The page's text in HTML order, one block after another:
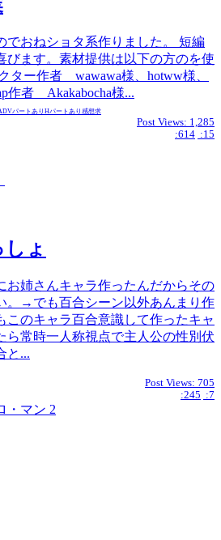
でおねショタ系作りました。 短編
びます。素材提供は以下の方のを使
ター作者 wawawa様、hotww様、
作者 Akakabocha様...
パートあり Hパートあり 感想求
Post Views: 1,285
:614 :15
ょ
お姉さんキャラ作ったんだからその
。→でも百合シーン以外あんまり作
のキャラ百合意識して作ったキャ
常時一人称視点で主人公の性別伏
と...
Post Views: 705
:245 :7
・マン 2